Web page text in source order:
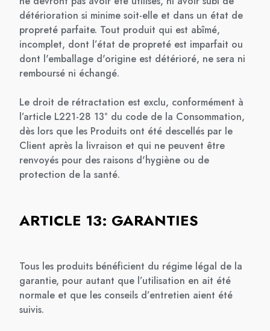
détérioration si minime soit-elle et dans un état de
propreté parfaite. Tout produit qui est abîmé,
incomplet, dont l’état de propreté est imparfait ou
dont l'emballage d'origine est détérioré, ne sera ni
remboursé ni échangé.
Le droit de rétractation est exclu, conformément à
l’article L221-28 13° du code de la Consommation,
dès lors que les Produits ont été descellés par le
Client après la livraison et qui ne peuvent être
renvoyés pour des raisons d'hygiène ou de
protection de la santé.
ARTICLE 13: GARANTIES
Tous les produits bénéficient du régime légal de la
garantie, pour autant que l’utilisation en ait été
normale et que les conseils d’entretien aient été
suivis.